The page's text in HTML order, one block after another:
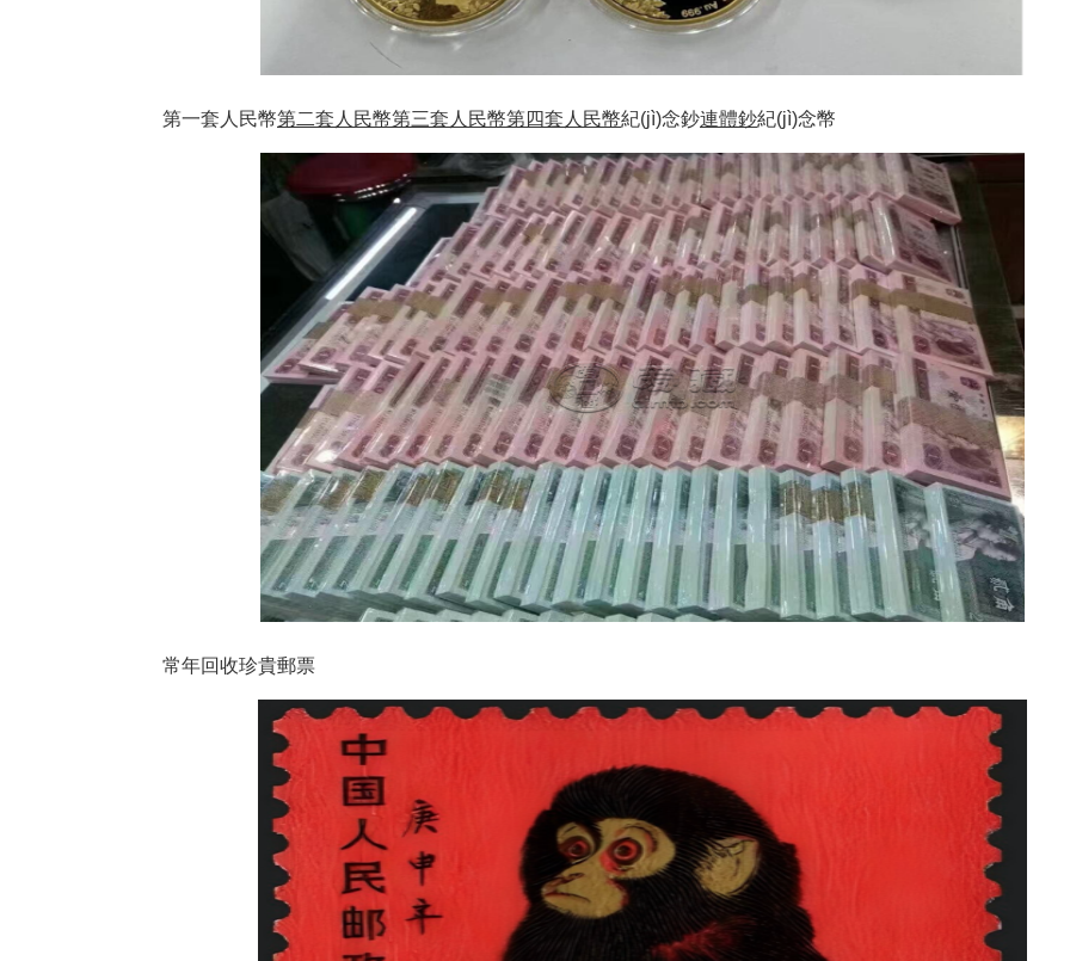
第一套人民幣第二套人民幣第三套人民幣第四套人民幣紀(jì)念鈔連體鈔紀(jì)念幣
常年回收珍貴郵票